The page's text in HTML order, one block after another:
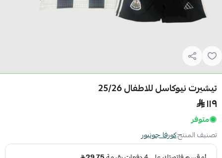
تيشيرت نيوكاسل للاطفال 25/26
١١٩
متوفر
تصنيف المنتج:كورفا جونيور